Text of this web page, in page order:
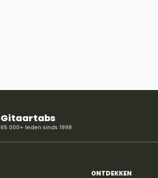
Gitaartabs
65.000+ leden sinds 1998
ONTDEKKEN